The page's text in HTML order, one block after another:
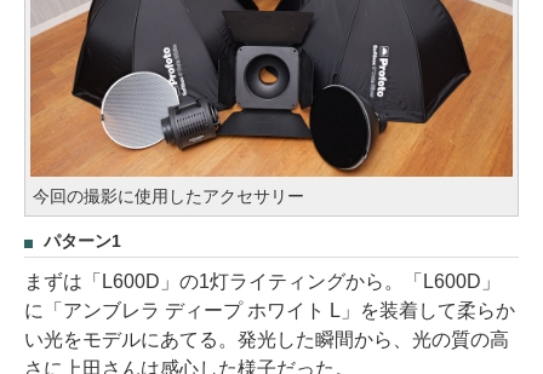
今回の撮影に使用したアクセサリー
パターン1
まずは「L600D」の1灯ライティングから。「L600D」
に「アンブレラ ディープ ホワイト L」を装着して柔らか
い光をモデルにあてる。発光した瞬間から、光の質の高
さに上田さんは感心した様子だった。